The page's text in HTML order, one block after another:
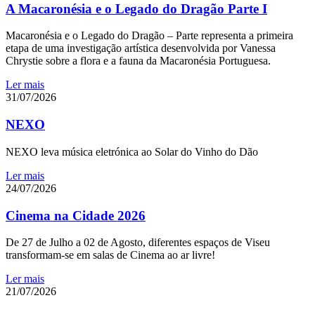
A Macaronésia e o Legado do Dragão Parte I
Macaronésia e o Legado do Dragão – Parte representa a primeira
etapa de uma investigação artística desenvolvida por Vanessa
Chrystie sobre a flora e a fauna da Macaronésia Portuguesa.
Ler mais
31/07/2026
NEXO
NEXO leva música eletrónica ao Solar do Vinho do Dão
Ler mais
24/07/2026
Cinema na Cidade 2026
De 27 de Julho a 02 de Agosto, diferentes espaços de Viseu
transformam-se em salas de Cinema ao ar livre!
Ler mais
21/07/2026